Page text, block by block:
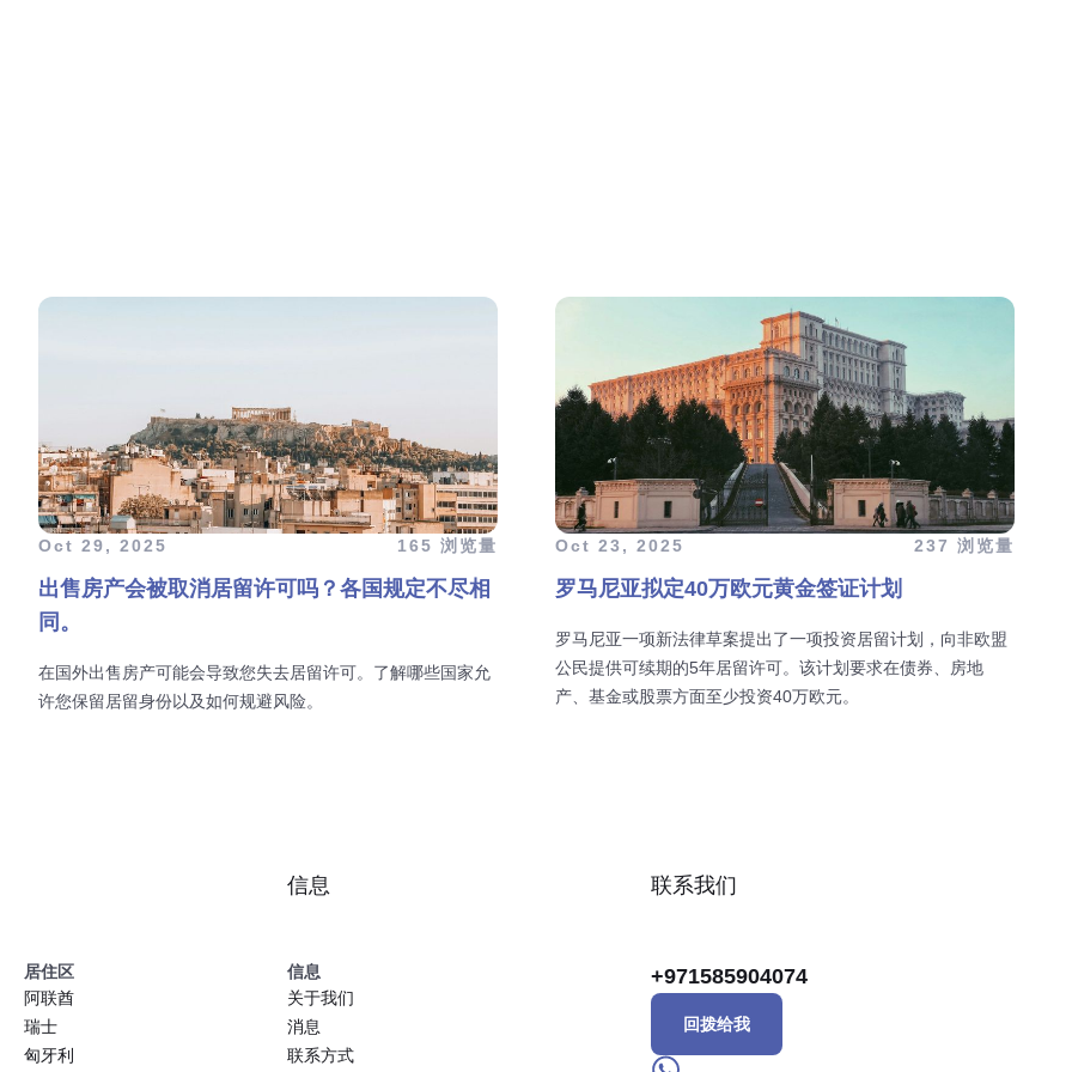
Oct 29, 2025 165 浏览量
出售房产会被取消居留许可吗？各国规定不尽相
同。
在国外出售房产可能会导致您失去居留许可。了解哪些国家允
许您保留居留身份以及如何规避风险。
Oct 23, 2025 237 浏览量
罗马尼亚拟定40万欧元黄金签证计划
罗马尼亚一项新法律草案提出了一项投资居留计划，向非欧盟
公民提供可续期的5年居留许可。该计划要求在债券、房地
产、基金或股票方面至少投资40万欧元。
居住区
阿联酋
瑞士
匈牙利
信息
信息
关于我们
消息
联系方式
联系我们
+971585904074
回拨给我